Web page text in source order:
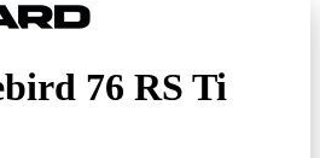
76 RS Ti